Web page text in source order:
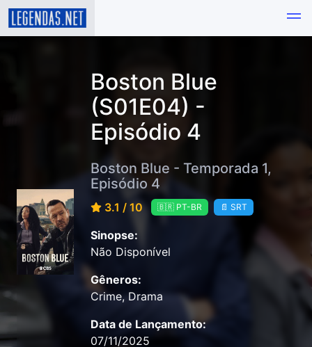
Boston Blue
(S01E04) -
Episódio 4
Boston Blue - Temporada 1,
Episódio 4
3.1 / 10 🇧🇷 PT-BR 📄 SRT
Sinopse:
Não Disponível
Gêneros:
Crime, Drama
Data de Lançamento:
07/11/2025